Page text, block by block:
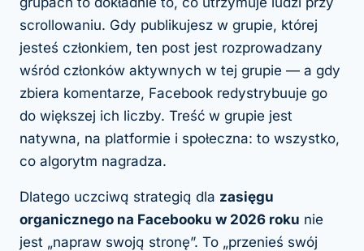
scrollowaniu. Gdy publikujesz w grupie, której
jesteś członkiem, ten post jest rozprowadzany
wśród członków aktywnych w tej grupie — a gdy
zbiera komentarze, Facebook redystrybuuje go
do większej ich liczby. Treść w grupie jest
natywna, na platformie i społeczna: to wszystko,
co algorytm nagradza.
Dlatego uczciwą strategią dla zasięgu
organicznego na Facebooku w 2026 roku nie
jest „napraw swoją stronę”. To „przenieś swój